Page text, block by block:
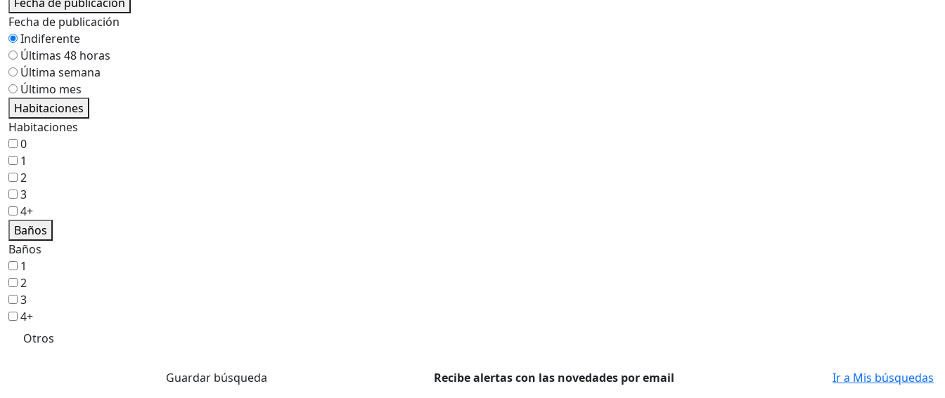
Fecha de publicación
Indiferente
Últimas 48 horas
Última semana
Último mes
Habitaciones
Habitaciones
0
1
2
3
4+
Baños
Baños
1
2
3
4+
Otros
Guardar búsqueda Recibe alertas con las novedades por email Ir a Mis búsquedas